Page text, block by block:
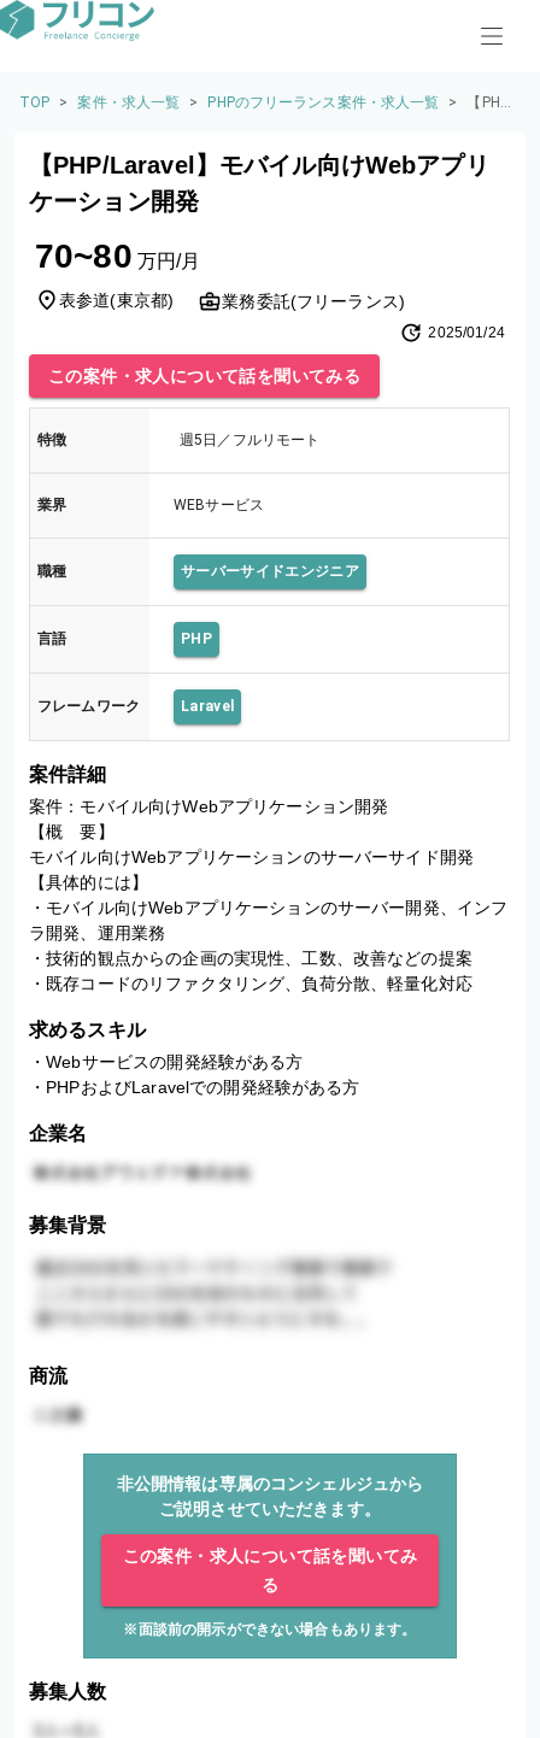
TOP > 案件・求人一覧 > PHPのフリーランス案件・求人一覧 >
【PHP/
イル向
【PHP/Laravel】モバイル向けWebアプリ
ケーション開発
70~80 万円/月
表参道(東京都) 業務委託(フリーランス)
2025/01/24
この案件・求人について話を聞いてみる
特徴 週5日／フルリモート
業界 WEBサービス
職種 サーバーサイドエンジニア
言語 PHP
フレームワーク Laravel
案件詳細
案件：モバイル向けWebアプリケーション開発
【概　要】
モバイル向けWebアプリケーションのサーバーサイド開発
【具体的には】
・モバイル向けWebアプリケーションのサーバー開発、インフ
ラ開発、運用業務
・技術的観点からの企画の実現性、工数、改善などの提案
・既存コードのリファクタリング、負荷分散、軽量化対応
求めるスキル
・Webサービスの開発経験がある方
・PHPおよびLaravelでの開発経験がある方
企業名
募集背景
商流
非公開情報は専属のコンシェルジュから
ご説明させていただきます。
この案件・求人について話を聞いてみ
る
※面談前の開示ができない場合もあります。
募集人数